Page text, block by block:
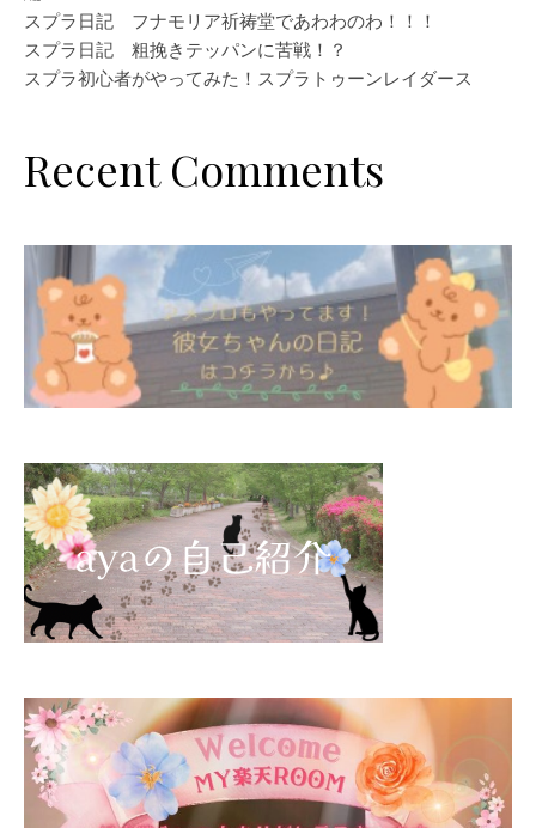
スプラ日記 フナモリア祈祷堂であわわのわ！！！
スプラ日記 粗挽きテッパンに苦戦！？
スプラ初心者がやってみた！スプラトゥーンレイダース
Recent Comments